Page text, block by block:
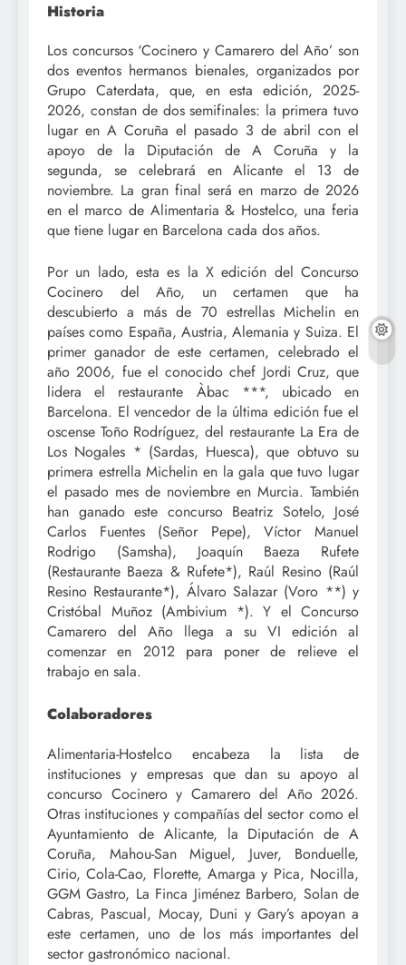
Historia
Los concursos ‘Cocinero y Camarero del Año’ son
dos eventos hermanos bienales, organizados por
Grupo Caterdata, que, en esta edición, 2025-
2026, constan de dos semifinales: la primera tuvo
lugar en A Coruña el pasado 3 de abril con el
apoyo de la Diputación de A Coruña y la
segunda, se celebrará en Alicante el 13 de
noviembre. La gran final será en marzo de 2026
en el marco de Alimentaria & Hostelco, una feria
que tiene lugar en Barcelona cada dos años.
Por un lado, esta es la X edición del Concurso
Cocinero del Año, un certamen que ha
descubierto a más de 70 estrellas Michelin en
países como España, Austria, Alemania y Suiza. El
primer ganador de este certamen, celebrado el
año 2006, fue el conocido chef Jordi Cruz, que
lidera el restaurante Àbac ***, ubicado en
Barcelona. El vencedor de la última edición fue el
oscense Toño Rodríguez, del restaurante La Era de
Los Nogales * (Sardas, Huesca), que obtuvo su
primera estrella Michelin en la gala que tuvo lugar
el pasado mes de noviembre en Murcia. También
han ganado este concurso Beatriz Sotelo, José
Carlos Fuentes (Señor Pepe), Víctor Manuel
Rodrigo (Samsha), Joaquín Baeza Rufete
(Restaurante Baeza & Rufete*), Raúl Resino (Raúl
Resino Restaurante*), Álvaro Salazar (Voro **) y
Cristóbal Muñoz (Ambivium *). Y el Concurso
Camarero del Año llega a su VI edición al
comenzar en 2012 para poner de relieve el
trabajo en sala.
Colaboradores
Alimentaria-Hostelco encabeza la lista de
instituciones y empresas que dan su apoyo al
concurso Cocinero y Camarero del Año 2026.
Otras instituciones y compañías del sector como el
Ayuntamiento de Alicante, la Diputación de A
Coruña, Mahou-San Miguel, Juver, Bonduelle,
Cirio, Cola-Cao, Florette, Amarga y Pica, Nocilla,
GGM Gastro, La Finca Jiménez Barbero, Solan de
Cabras, Pascual, Mocay, Duni y Gary’s apoyan a
este certamen, uno de los más importantes del
sector gastronómico nacional.